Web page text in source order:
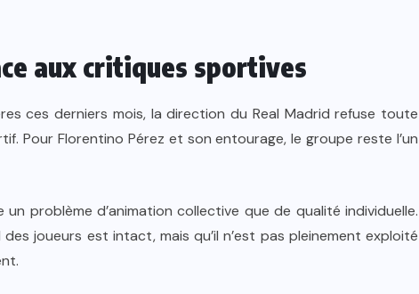
aux critiques sportives
ces derniers mois, la direction du Real Madrid refuse toute
Pour Florentino Pérez et son entourage, le groupe reste l’un
problème d’animation collective que de qualité individuelle.
joueurs est intact, mais qu’il n’est pas pleinement exploité